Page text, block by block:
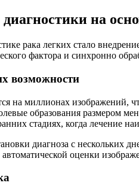
на
рака легких стало
фактора и синхронно
возможности
на миллионах изображений,
образования размером
стадиях, когда лечение
диагноза с нескольких
автоматической оценки